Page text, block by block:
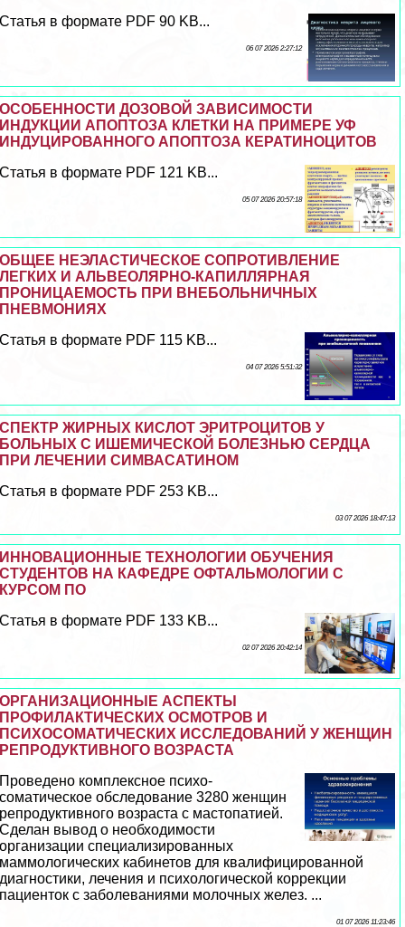
Статья в формате PDF 90 KB...
06 07 2026 2:27:12
ОСОБЕННОСТИ ДОЗОВОЙ ЗАВИСИМОСТИ
ИНДУКЦИИ АПОПТОЗА КЛЕТКИ НА ПРИМЕРЕ УФ
ИНДУЦИРОВАННОГО АПОПТОЗА КЕРАТИНОЦИТОВ
Статья в формате PDF 121 KB...
05 07 2026 20:57:18
ОБЩЕЕ НЕЭЛАСТИЧЕСКОЕ СОПРОТИВЛЕНИЕ
ЛЕГКИХ И АЛЬВЕОЛЯРНО-КАПИЛЛЯРНАЯ
ПРОНИЦАЕМОСТЬ ПРИ ВНЕБОЛЬНИЧНЫХ
ПНЕВМОНИЯХ
Статья в формате PDF 115 KB...
04 07 2026 5:51:32
СПЕКТР ЖИРНЫХ КИСЛОТ ЭРИТРОЦИТОВ У
БОЛЬНЫХ С ИШЕМИЧЕСКОЙ БОЛЕЗНЬЮ СЕРДЦА
ПРИ ЛЕЧЕНИИ СИМВАСАТИНОМ
Статья в формате PDF 253 KB...
03 07 2026 18:47:13
ИННОВАЦИОННЫЕ ТЕХНОЛОГИИ ОБУЧЕНИЯ
СТУДЕНТОВ НА КАФЕДРЕ ОФТАЛЬМОЛОГИИ С
КУРСОМ ПО
Статья в формате PDF 133 KB...
02 07 2026 20:42:14
ОРГАНИЗАЦИОННЫЕ АСПЕКТЫ
ПРОФИЛАКТИЧЕСКИХ ОСМОТРОВ И
ПСИХОСОМАТИЧЕСКИХ ИССЛЕДОВАНИЙ У ЖЕНЩИН
РЕПРОДУКТИВНОГО ВОЗРАСТА
Проведено комплексное психо-
соматическое обследование 3280 женщин
репродуктивного возраста с мастопатией.
Сделан вывод о необходимости
организации специализированных
маммологических кабинетов для квалифицированной
диагностики, лечения и психологической коррекции
пациенток с заболеваниями молочных желез. ...
01 07 2026 11:23:46